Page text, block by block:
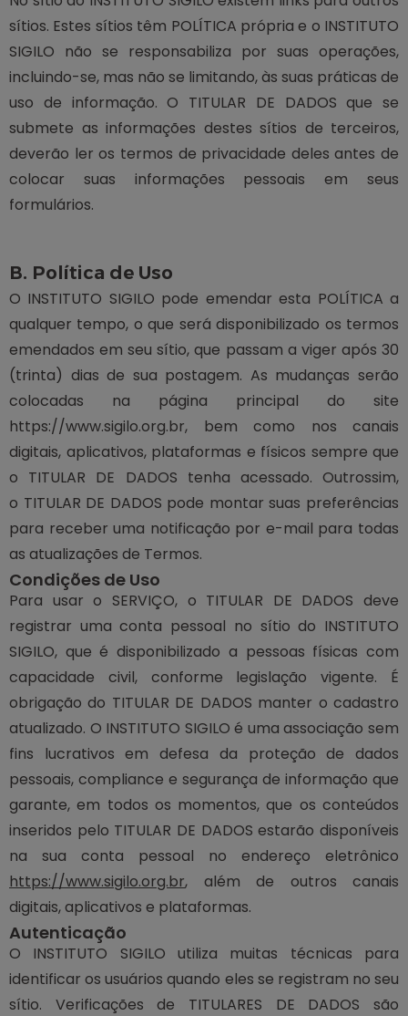
sítios. Estes sítios têm POLÍTICA própria e o INSTITUTO
SIGILO não se responsabiliza por suas operações,
incluindo-se, mas não se limitando, às suas práticas de
uso de informação. O TITULAR DE DADOS que se
submete as informações destes sítios de terceiros,
deverão ler os termos de privacidade deles antes de
colocar suas informações pessoais em seus
formulários.
B. Política de Uso
O INSTITUTO SIGILO pode emendar esta POLÍTICA a
qualquer tempo, o que será disponibilizado os termos
emendados em seu sítio, que passam a viger após 30
(trinta) dias de sua postagem. As mudanças serão
colocadas na página principal do site
https://www.sigilo.org.br, bem como nos canais
digitais, aplicativos, plataformas e físicos sempre que
o TITULAR DE DADOS tenha acessado. Outrossim,
o TITULAR DE DADOS pode montar suas preferências
para receber uma notificação por e-mail para todas
as atualizações de Termos.
Condições de Uso
Para usar o SERVIÇO, o TITULAR DE DADOS deve
registrar uma conta pessoal no sítio do INSTITUTO
SIGILO, que é disponibilizado a pessoas físicas com
capacidade civil, conforme legislação vigente. É
obrigação do TITULAR DE DADOS manter o cadastro
atualizado. O INSTITUTO SIGILO é uma associação sem
fins lucrativos em defesa da proteção de dados
pessoais, compliance e segurança de informação que
garante, em todos os momentos, que os conteúdos
inseridos pelo TITULAR DE DADOS estarão disponíveis
na sua conta pessoal no endereço eletrônico
https://www.sigilo.org.br, além de outros canais
digitais, aplicativos e plataformas.
Autenticação
O INSTITUTO SIGILO utiliza muitas técnicas para
identificar os usuários quando eles se registram no seu
sítio. Verificações de TITULARES DE DADOS são